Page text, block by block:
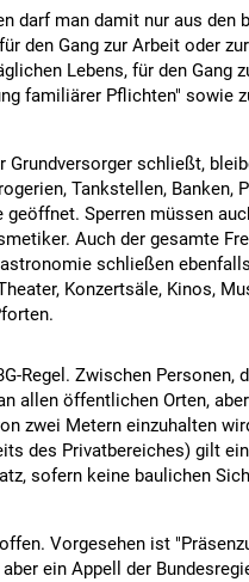
darf man damit nur aus den
den Gang zur Arbeit oder
Lebens, für den Gang
familiärer Pflichten" sowie
Grundversorger schließt,
Tankstellen, Banken,
Sperren müssen
Auch der gesamte
schließen
Konzertsäle, Kinos,
Regel. Zwischen Personen,
allen öffentlichen Orten,
zwei Metern einzuhalten
des Privatbereiches) gilt
sofern keine baulichen
Vorgesehen ist
ein Appell der